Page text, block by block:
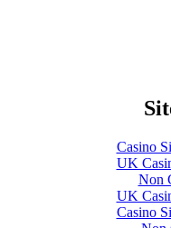
Casino
UK
Non
UK
Casino